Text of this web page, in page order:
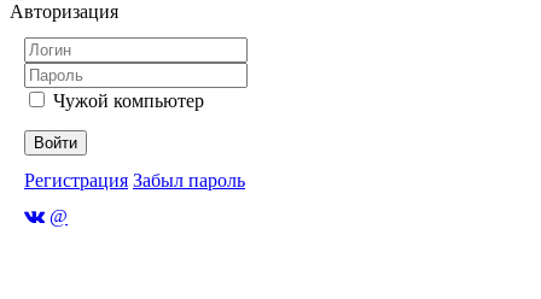
Авторизация
Чужой компьютер
Войти
Регистрация Забыл пароль
@